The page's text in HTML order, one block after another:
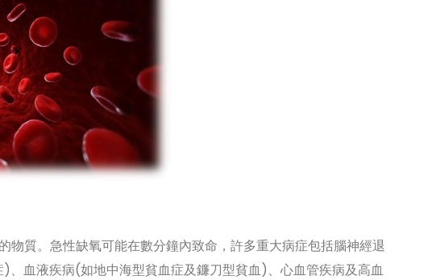
物質。急性缺氧可能在數分鐘內致命，許多重大病症包括腦神經退
、血液疾病(如地中海型貧血症及鐮刀型貧血)、心血管疾病及高血